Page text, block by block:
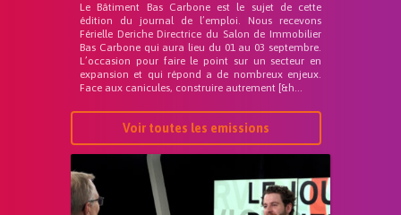
Le Bâtiment Bas Carbone est le sujet de cette
édition du journal de l’emploi. Nous recevons
Férielle Deriche Directrice du Salon de Immobilier
Bas Carbone qui aura lieu du 01 au 03 septembre.
L’occasion pour faire le point sur un secteur en
expansion et qui répond a de nombreux enjeux.
Face aux canicules, construire autrement [&h...
Voir toutes les emissions